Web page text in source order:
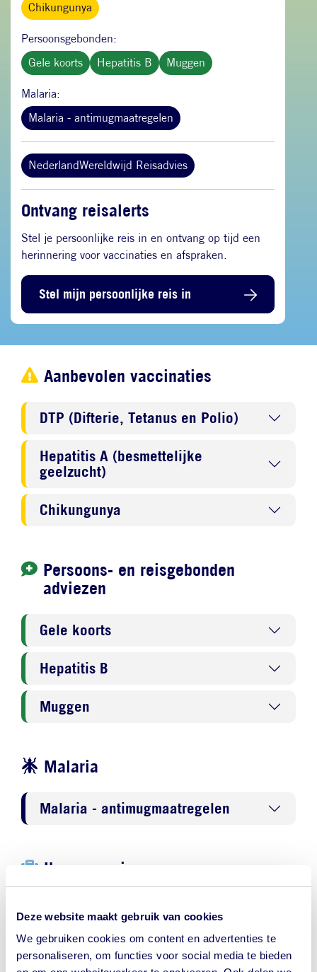
Deze website maakt gebruik van cookies
We gebruiken cookies om content en advertenties te
personaliseren, om functies voor social media te bieden
Chikungunya
Persoonsgebonden:
Gele koorts
Hepatitis B Muggen
Malaria:
Malaria - antimugmaatregelen
NederlandWereldwijd Reisadvies
Ontvang reisalerts
Stel je persoonlijke reis in en ontvang op tijd een
herinnering voor vaccinaties en afspraken.
Stel mijn persoonlijke reis in
Aanbevolen vaccinaties
DTP (Difterie, Tetanus en Polio)
Hepatitis A (besmettelijke
geelzucht)
Chikungunya
Persoons- en reisgebonden
adviezen
Gele koorts
Hepatitis B
Muggen
Malaria
Malaria - antimugmaatregelen
Ik ga op reis en neem mee...
ORS, tegen uitdroging bij diarree
Insectenwering